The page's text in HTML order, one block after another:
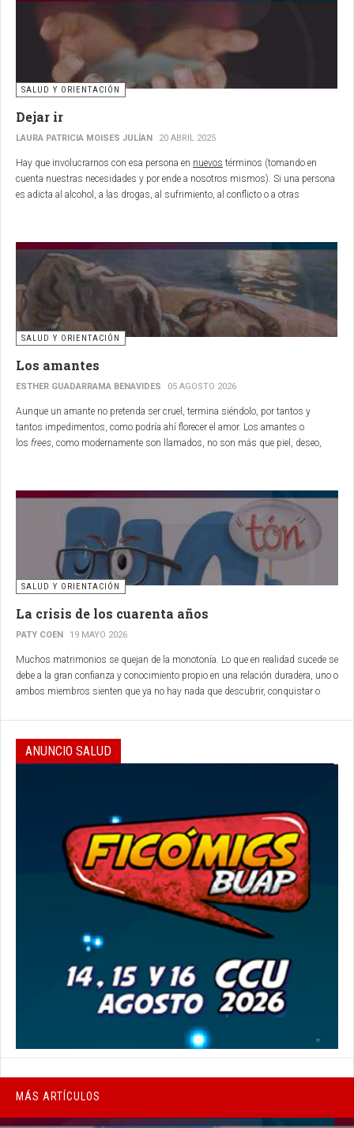
SALUD Y ORIENTACIÓN
Dejar ir
LAURA PATRICIA MOISES JULÍAN 20 ABRIL 2025
Hay que involucrarnos con esa persona en nuevos términos (tomando en
cuenta nuestras necesidades y por ende a nosotros mismos). Si una persona
es adicta al alcohol, a las drogas, al sufrimiento, al conflicto o a otras
SALUD Y ORIENTACIÓN
Los amantes
ESTHER GUADARRAMA BENAVIDES 05 AGOSTO 2026
Aunque un amante no pretenda ser cruel, termina siéndolo, por tantos y
tantos impedimentos, como podría ahí florecer el amor. Los amantes o
los frees , como modernamente son llamados, no son más que piel, deseo,
SALUD Y ORIENTACIÓN
La crisis de los cuarenta años
PATY COEN 19 MAYO 2026
Muchos matrimonios se quejan de la monotonía. Lo que en realidad sucede se
debe a la gran confianza y conocimiento propio en una relación duradera, uno o
ambos miembros sienten que ya no hay nada que descubrir, conquistar o
ANUNCIO SALUD
MÁS ARTÍCULOS